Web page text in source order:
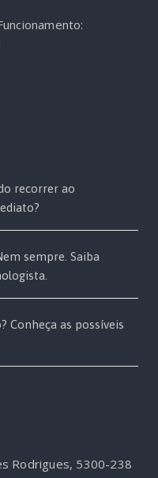
recorrer ao
sempre. Saiba
Conheça as possíveis
Rodrigues, 5300-238